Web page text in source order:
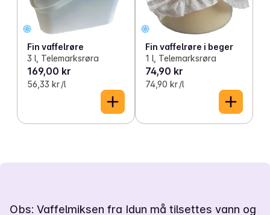
Fin vaffelrøre
3 l, Telemarksrøra
169,00 kr
56,33 kr /l
Fin vaffelrøre i beger
1 l, Telemarksrøra
74,90 kr
74,90 kr /l
Obs: Vaffelmiksen fra Idun må tilsettes vann og